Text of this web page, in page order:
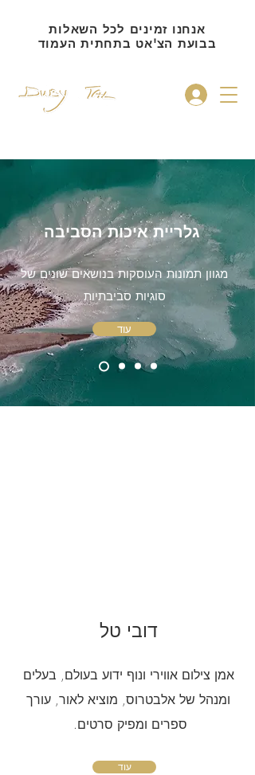
אנחנו זמינים לכל השאלות
בבועת הצ'אט בתחתית העמוד
גלריית איכות הסביבה
מגוון תמונות העוסקות בנושאים שונים של
סוגיות סביבתיות
עוד
דובי טל
אמן צילום אווירי ונוף ידוע בעולם, בעלים
ומנהל של אלבטרוס, מוציא לאור, עורך
ספרים ומפיק סרטים.
עוד